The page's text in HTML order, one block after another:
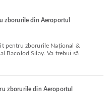
zborurile din Aeroportul
Bacolod Silay. Va trebui să
zborurile din Aeroportul